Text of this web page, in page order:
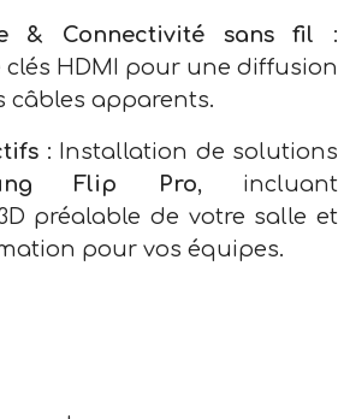
& Connectivité sans fil :
HDMI pour une diffusion
câbles apparents.
: Installation de solutions
Flip Pro, incluant
préalable de votre salle et
pour vos équipes.